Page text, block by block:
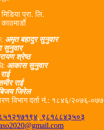
प्रा. लि.
अमृत बहादुर सुनुवार
सुनुवार
श्रेष्ठ
आकास सुनुवार
राई
जिरेल
विभाग दर्ता नं‌.: १८४६/२०७६-०७७
, ९८१८८४३५०३